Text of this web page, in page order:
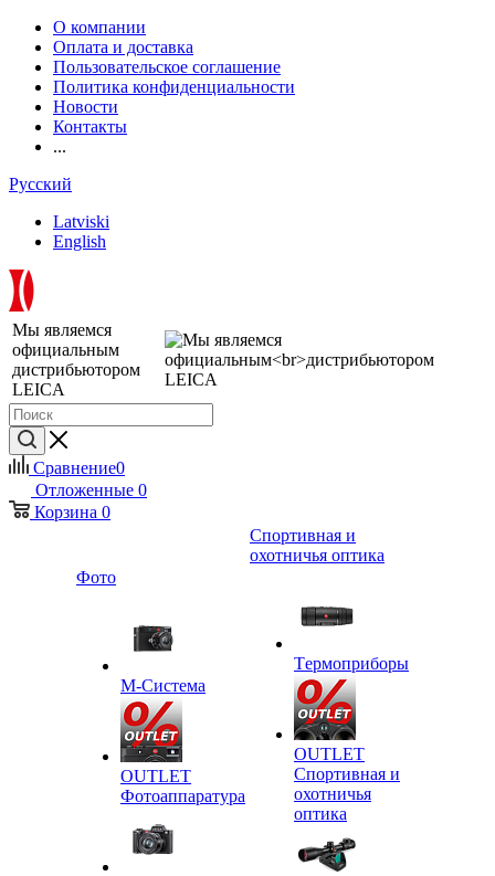
О компании
Оплата и доставка
Пользовательское соглашение
Политика конфиденциальности
Новости
Контакты
...
Русский
Latviski
English
Мы являемся
официальным
дистрибьютором
LEICA
Сравнение0
Отложенные 0
Корзина 0
Фото
M-Система
OUTLET
Фотоаппаратура
Спортивная и
охотничья оптика
Tермоприборы
OUTLET
Спортивная и
охотничья
оптика